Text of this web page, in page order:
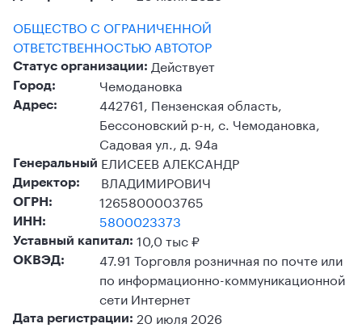
ОБЩЕСТВО С ОГРАНИЧЕННОЙ
ОТВЕТСТВЕННОСТЬЮ АВТОТОР
Статус организации: Действует
Город: Чемодановка
Адрес:
442761, Пензенская область,
Бессоновский р-н, с. Чемодановка,
Садовая ул., д. 94а
Генеральный
Директор:
ЕЛИСЕЕВ АЛЕКСАНДР
ВЛАДИМИРОВИЧ
ОГРН: 1265800003765
ИНН: 5800023373
Уставный капитал: 10,0 тыс ₽
ОКВЭД:
47.91 Торговля розничная по почте или
по информационно-коммуникационной
сети Интернет
Дата регистрации: 20 июля 2026